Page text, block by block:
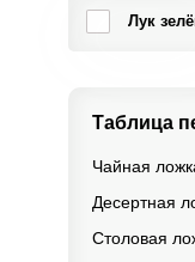
Лук
Таблица
Чайная
Десертная
Столовая